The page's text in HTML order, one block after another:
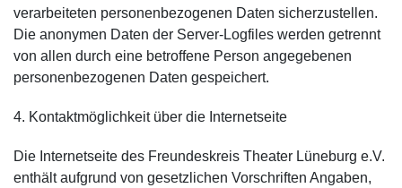
verarbeiteten personenbezogenen Daten sicherzustellen.
Die anonymen Daten der Server-Logfiles werden getrennt
von allen durch eine betroffene Person angegebenen
personenbezogenen Daten gespeichert.
4. Kontaktmöglichkeit über die Internetseite
Die Internetseite des Freundeskreis Theater Lüneburg e.V.
enthält aufgrund von gesetzlichen Vorschriften Angaben,